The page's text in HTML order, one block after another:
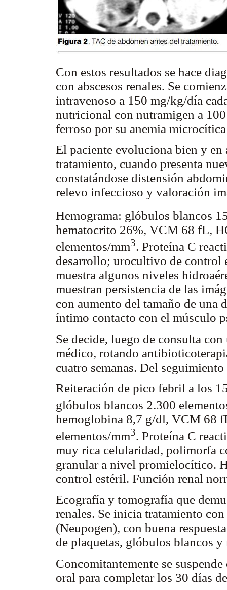
Con estos resultados se hace
con abscesos renales. Se
intravenoso a 150 mg/kg/día
nutricional con nutramigen a
ferroso por su anemia
El paciente evoluciona bien y
tratamiento, cuando presenta
constatándose distensión
relevo infeccioso y valoración
Hemograma: glóbulos blancos
hematocrito 26%, VCM 68 fL,
elementos/mm3. Proteína C
desarrollo; urocultivo de control
muestra algunos niveles
muestran persistencia de las
con aumento del tamaño de una
íntimo contacto con el músculo
Se decide, luego de consulta
médico, rotando
cuatro semanas. Del
Reiteración de pico febril a los
glóbulos blancos 2.300
hemoglobina 8,7 g/dl, VCM 68
elementos/mm3. Proteína C
muy rica celularidad, polimorfa
granular a nivel promielocítico.
control estéril. Función renal
Ecografía y tomografía que
renales. Se inicia tratamiento
(Neupogen), con buena
de plaquetas, glóbulos blancos
Concomitantemente se
oral para completar los 30 días